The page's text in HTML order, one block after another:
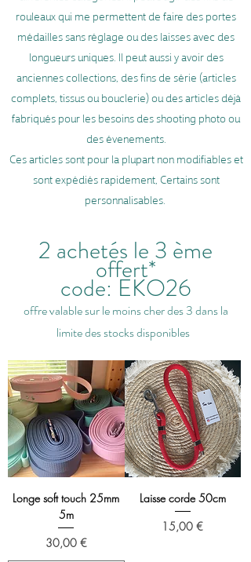
rouleaux qui me permettent de faire des portes
médailles sans réglage ou des laisses avec des
longueurs uniques. Il peut aussi y avoir des
anciennes collections, des fins de série (articles
complets, tissus ou bouclerie) ou des articles déjà
fabriqués pour les besoins des shooting photo ou
des évenements.
Ces articles sont pour la plupart non modifiables et
sont expédiés rapidement, Certains sont
personnalisables.
2 achetés le 3 ème
offert*
code: EKO26
offre valable sur le moins cher des 3 dans la
limite des stocks disponibles
Longe soft touch 25mm
5m
Prix
30,00 €
Laisse corde 50cm
Prix
15,00 €